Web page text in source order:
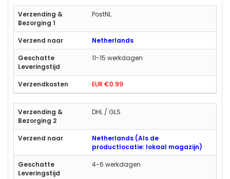
PostNL
Netherlands
11-15 werkdagen
EUR €0.99
DHL / GLS
Netherlands (Als de
productlocatie: lokaal magazijn)
4-6 werkdagen